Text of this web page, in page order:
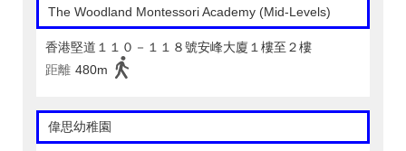
The Woodland Montessori Academy (Mid-Levels)
香港堅道１１０－１１８號安峰大廈１樓至２樓
距離 480m
偉思幼稚園